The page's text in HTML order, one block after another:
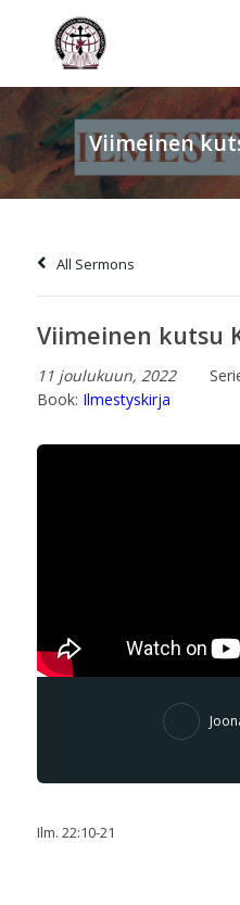
Viimeinen
All Sermons
Viimeinen kutsu
11 joulukuun, 2022
Book: Ilmestyskirja
Ilm. 22:10-21